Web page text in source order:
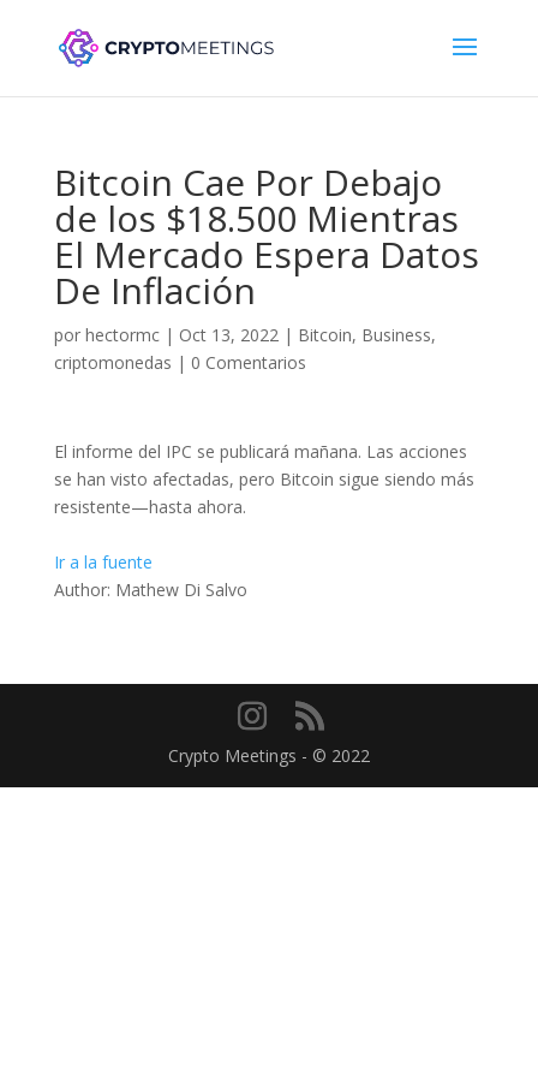
Bitcoin Cae Por Debajo
de los $18.500 Mientras
El Mercado Espera Datos
De Inflación
por hectormc| Oct 13, 2022| Bitcoin, Business,
criptomonedas | 0 Comentarios
El informe del IPC se publicará mañana. Las acciones
se han visto afectadas, pero Bitcoin sigue siendo más
resistente—hasta ahora.
Ir a la fuente
Author: Mathew Di Salvo
Crypto Meetings - © 2022